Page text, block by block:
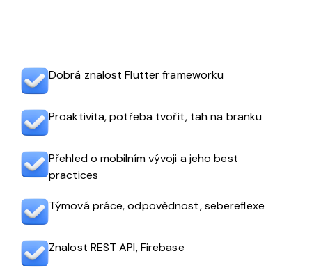
Dobrá znalost Flutter frameworku
Proaktivita, potřeba tvořit, tah na branku
Přehled o mobilním vývoji a jeho best
practices
Týmová práce, odpovědnost, sebereflexe
Znalost REST API, Firebase